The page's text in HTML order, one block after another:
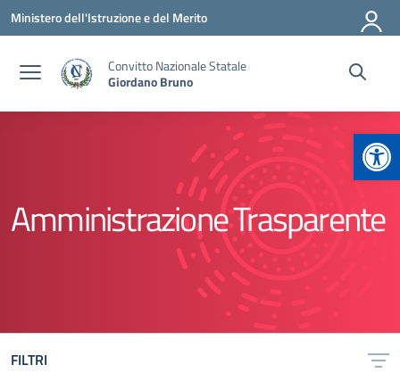
Vai ai contenuti
Vai al menu di navigazione
Vai al footer
Ministero dell'Istruzione e del Merito
Convitto Nazionale Statale
Giordano Bruno
Amministrazione Trasparente
FILTRI